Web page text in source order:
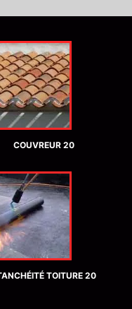
COUVREUR 20
TOITURE 20